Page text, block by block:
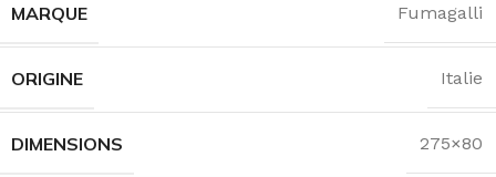
MARQUE Fumagalli
ORIGINE Italie
DIMENSIONS 275×80